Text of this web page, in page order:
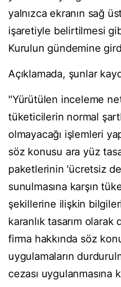
yalnızca ekranın sağ
işaretiyle belirtilmesi
Kurulun gündemine
Açıklamada, şunlar
"Yürütülen inceleme
tüketicilerin normal
olmayacağı işlemleri
söz konusu ara yüz
paketlerinin 'ücretsiz
sunulmasına karşın
şekillerine ilişkin
karanlık tasarım
firma hakkında söz
uygulamaların
cezası uygulanmasına